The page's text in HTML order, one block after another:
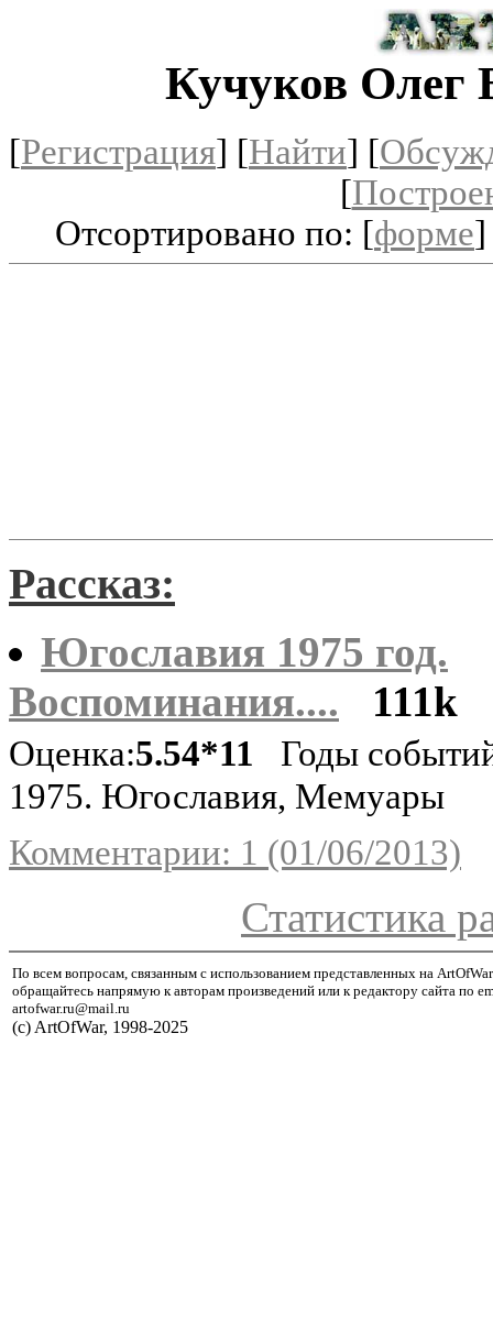
Кучуков
[Регистрация] [Найти] [
[
Отсортировано по: [форме
Рассказ:
Югославия 1975 год.
Воспоминания....
111k
Оценка:5.54*11 Годы
1975. Югославия, Мемуары
Комментарии: 1 (01/06/2013)
Статистика
По всем вопросам, связанным с использованием представленных на
обращайтесь напрямую к авторам произведений или к редактору сайта по
artofwar.ru@mail.ru
(с) ArtOfWar, 1998-2025